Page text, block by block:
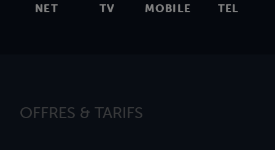
NET TV MOBILE TEL
OFFRES & TARIFS